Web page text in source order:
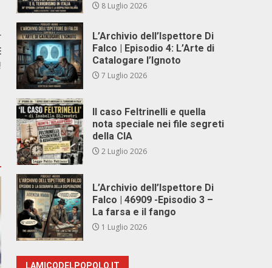
8 Luglio 2026
L’Archivio dell’Ispettore Di
Falco | Episodio 4: L’Arte di
Catalogare l’Ignoto
7 Luglio 2026
Il caso Feltrinelli e quella
nota speciale nei file segreti
della CIA
2 Luglio 2026
L’Archivio dell’Ispettore Di
Falco | 46909 -Episodio 3 –
La farsa e il fango
1 Luglio 2026
LAMICODELPOPOLO.IT